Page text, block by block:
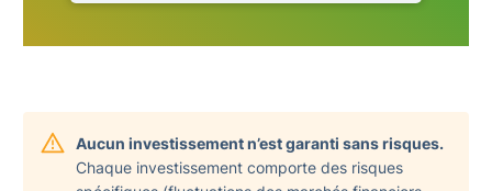
Aucun investissement n’est garanti sans risques.
Chaque investissement comporte des risques